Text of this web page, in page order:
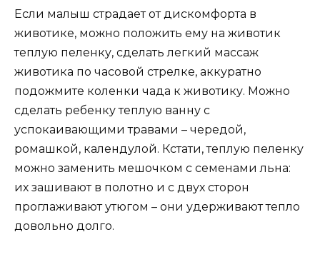
Если малыш страдает от дискомфорта в
животике, можно положить ему на животик
теплую пеленку, сделать легкий массаж
животика по часовой стрелке, аккуратно
подожмите коленки чада к животику. Можно
сделать ребенку теплую ванну с
успокаивающими травами – чередой,
ромашкой, календулой. Кстати, теплую пеленку
можно заменить мешочком с семенами льна:
их зашивают в полотно и с двух сторон
проглаживают утюгом – они удерживают тепло
довольно долго.